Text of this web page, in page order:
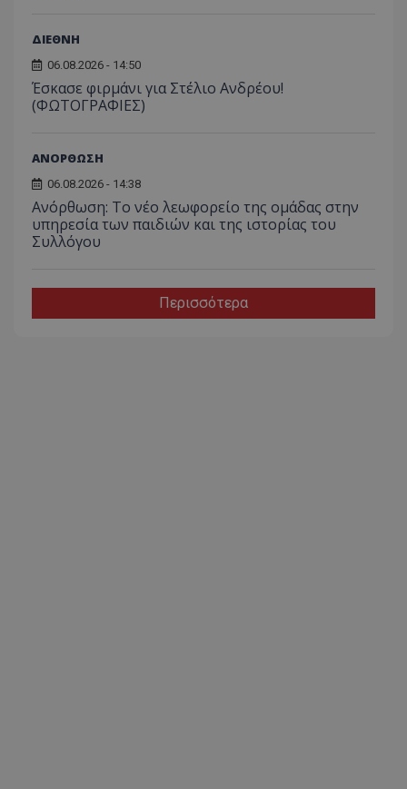
ΔΙΕΘΝΗ
06.08.2026 - 14:50
Έσκασε φιρμάνι για Στέλιο Ανδρέου!
(ΦΩΤΟΓΡΑΦΙΕΣ)
ΑΝΟΡΘΩΣΗ
06.08.2026 - 14:38
Ανόρθωση: Το νέο λεωφορείο της ομάδας στην
υπηρεσία των παιδιών και της ιστορίας του
Συλλόγου
Περισσότερα